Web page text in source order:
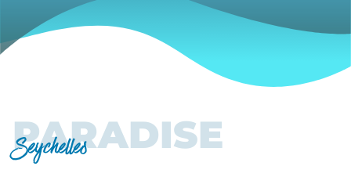
PARADISE
Seychelles